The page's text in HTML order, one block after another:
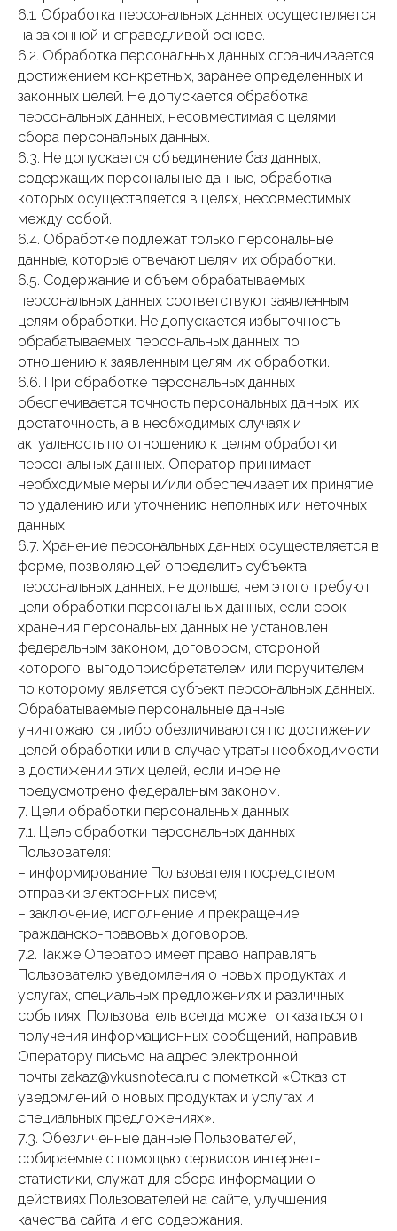
6.1. Обработка персональных данных осуществляется
на законной и справедливой основе.
6.2. Обработка персональных данных ограничивается
достижением конкретных, заранее определенных и
законных целей. Не допускается обработка
персональных данных, несовместимая с целями
сбора персональных данных.
6.3. Не допускается объединение баз данных,
содержащих персональные данные, обработка
которых осуществляется в целях, несовместимых
между собой.
6.4. Обработке подлежат только персональные
данные, которые отвечают целям их обработки.
6.5. Содержание и объем обрабатываемых
персональных данных соответствуют заявленным
целям обработки. Не допускается избыточность
обрабатываемых персональных данных по
отношению к заявленным целям их обработки.
6.6. При обработке персональных данных
обеспечивается точность персональных данных, их
достаточность, а в необходимых случаях и
актуальность по отношению к целям обработки
персональных данных. Оператор принимает
необходимые меры и/или обеспечивает их принятие
по удалению или уточнению неполных или неточных
данных.
6.7. Хранение персональных данных осуществляется в
форме, позволяющей определить субъекта
персональных данных, не дольше, чем этого требуют
цели обработки персональных данных, если срок
хранения персональных данных не установлен
федеральным законом, договором, стороной
которого, выгодоприобретателем или поручителем
по которому является субъект персональных данных.
Обрабатываемые персональные данные
уничтожаются либо обезличиваются по достижении
целей обработки или в случае утраты необходимости
в достижении этих целей, если иное не
предусмотрено федеральным законом.
7. Цели обработки персональных данных
7.1. Цель обработки персональных данных
Пользователя:
– информирование Пользователя посредством
отправки электронных писем;
– заключение, исполнение и прекращение
гражданско-правовых договоров.
7.2. Также Оператор имеет право направлять
Пользователю уведомления о новых продуктах и
услугах, специальных предложениях и различных
событиях. Пользователь всегда может отказаться от
получения информационных сообщений, направив
Оператору письмо на адрес электронной
почты zakaz@vkusnoteca.ru с пометкой «Отказ от
уведомлений о новых продуктах и услугах и
специальных предложениях».
7.3. Обезличенные данные Пользователей,
собираемые с помощью сервисов интернет-
статистики, служат для сбора информации о
действиях Пользователей на сайте, улучшения
качества сайта и его содержания.